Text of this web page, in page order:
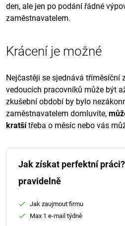
den, ale jen po podání řádné
zaměstnavatelem.
Krácení je možné
Nejčastěji se sjednává tříměsíční
vedoucích pracovníků může být
zkušební období by bylo
zaměstnavatelem domluvíte,
kratšítřeba o měsíc nebo vás
Jak získat perfektní
pravidelně
Jak zaujmout firmu
Max 1 e-mail týdně